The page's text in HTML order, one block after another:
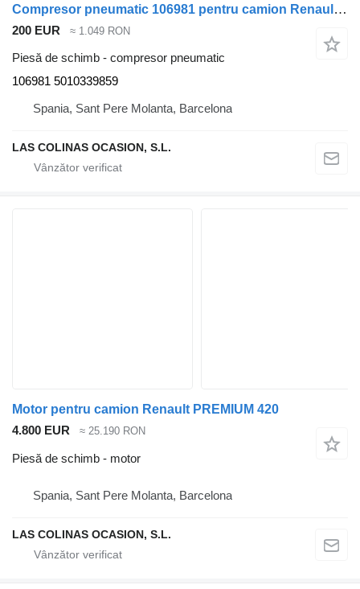
Compresor pneumatic 106981 pentru camion Renault PREMIUM 420
200 EUR ≈ 1.049 RON
Piesă de schimb - compresor pneumatic
106981 5010339859
Spania, Sant Pere Molanta, Barcelona
LAS COLINAS OCASION, S.L.
Motor pentru camion Renault PREMIUM 420
4.800 EUR
≈ 25.190 RON
Piesă de schimb - motor
Spania, Sant Pere Molanta, Barcelona
LAS COLINAS OCASION, S.L.